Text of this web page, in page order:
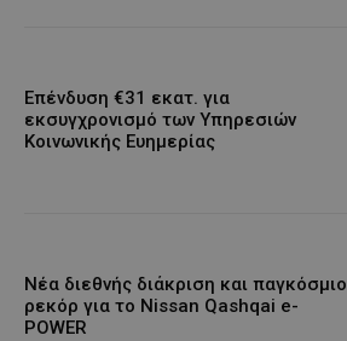
Επένδυση €31 εκατ. για
εκσυγχρονισμό των Υπηρεσιών
Κοινωνικής Ευημερίας
Νέα διεθνής διάκριση και παγκόσμιο
ρεκόρ για το Nissan Qashqai e-
POWER